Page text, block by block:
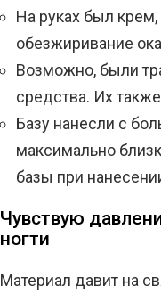
На руках был
обезжиривание
Возможно, были
средства. Их
Базу нанесли с
максимально
базы при
Чувствую
ногти
Материал давит на